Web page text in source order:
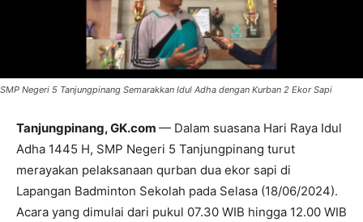
SMP Negeri 5 Tanjungpinang Semarakkan Idul Adha dengan Kurban 2 Ekor Sapi
Tanjungpinang, GK.com — Dalam suasana Hari Raya Idul
Adha 1445 H, SMP Negeri 5 Tanjungpinang turut
merayakan pelaksanaan qurban dua ekor sapi di
Lapangan Badminton Sekolah pada Selasa (18/06/2024).
Acara yang dimulai dari pukul 07.30 WIB hingga 12.00 WIB